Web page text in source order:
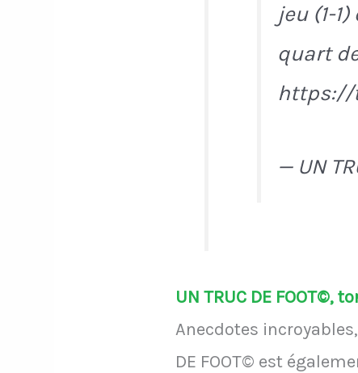
jeu (1-
quart
https://
— UN
UN TRUC DE FOOT©,
Anecdotes
DE FOOT© est